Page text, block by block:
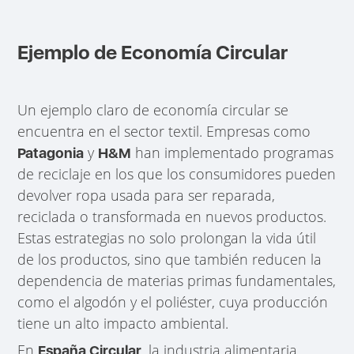
Ejemplo de Economía Circular
Un ejemplo claro de economía circular se
encuentra en el sector textil. Empresas como
Patagonia y H&M han implementado programas
de reciclaje en los que los consumidores pueden
devolver ropa usada para ser reparada,
reciclada o transformada en nuevos productos.
Estas estrategias no solo prolongan la vida útil
de los productos, sino que también reducen la
dependencia de materias primas fundamentales,
como el algodón y el poliéster, cuya producción
tiene un alto impacto ambiental.